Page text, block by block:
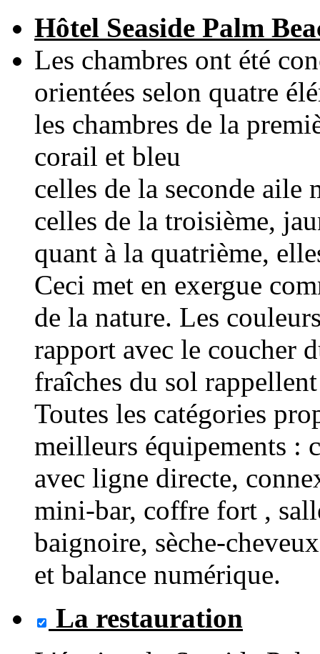
Hôtel Seaside Palm
Les chambres ont été
orientées selon quatre
les chambres de la
corail et bleu
celles de la seconde aile
celles de la troisième,
quant à la quatrième,
Ceci met en exergue
de la nature. Les
rapport avec le coucher
fraîches du sol
Toutes les catégories
meilleurs équipements :
avec ligne directe,
mini-bar, coffre fort ,
baignoire, sèche-
et balance numérique.
La restauration